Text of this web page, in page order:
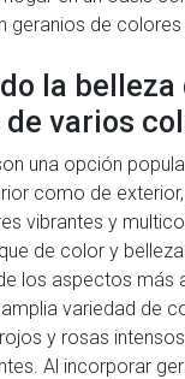
geranios de colores
la belleza
varios
una opción
como de
vibrantes y
de color y
los aspectos más
variedad de
y rosas
Al incorporar